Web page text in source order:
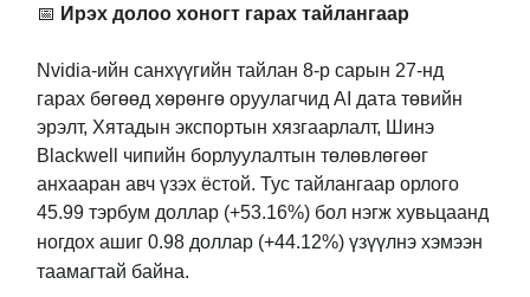
📅 Ирэх долоо хоногт гарах тайлангаар
Nvidia-ийн санхүүгийн тайлан 8-р сарын 27-нд
гарах бөгөөд хөрөнгө оруулагчид AI дата төвийн
эрэлт, Хятадын экспортын хязгаарлалт, Шинэ
Blackwell чипийн борлуулалтын төлөвлөгөөг
анхааран авч үзэх ёстой. Тус тайлангаар орлого
45.99 тэрбум доллар (+53.16%) бол нэгж хувьцаанд
ногдох ашиг 0.98 доллар (+44.12%) үзүүлнэ хэмээн
таамагтай байна.